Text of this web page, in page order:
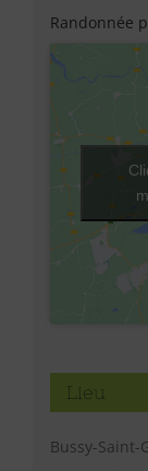
Randonnée
Lieu
Bussy-Saint-